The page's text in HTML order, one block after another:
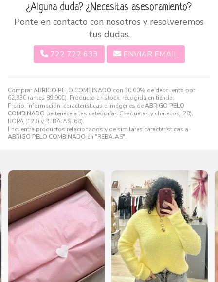
ComprarABRIGO PELO COMBINADO con 30,00% de descuento por
62,93€ (antes 89,90€). Producto en stock, recogida en tienda.
Precio, información, características e imágenes deABRIGO PELO
COMBINADO pertenece a las categorías Chaquetas y chalecos (28),
ROPA (123) y REBAJAS (68).
Encuentra productos relacionados y de similares características a
ABRIGO PELO COMBINADO en "REBAJAS".
¿Alguna duda? ¿Necesitas asesoramiento?
Ponte en contacto con nosotros y resolveremos
tus dudas.
722 722 633 ENVIAR EMAIL